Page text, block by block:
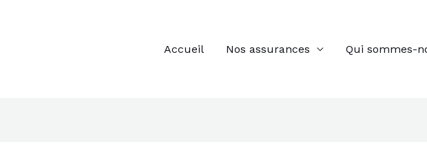
Accueil Nos assurances Qui sommes-